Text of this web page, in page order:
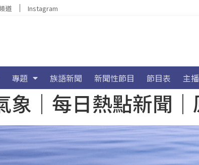
道 Instagram
專題 族語新聞 新聞性節目 節目表 主
象｜每日熱點新聞